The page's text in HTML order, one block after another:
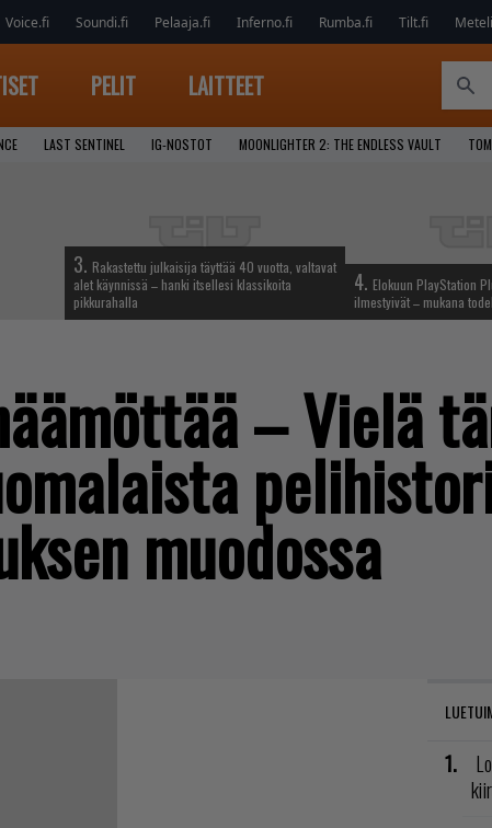
Voice.fi Soundi.fi Pelaaja.fi Inferno.fi Rumba.fi Tilt.fi
PELIT LAITTEET
LAST SENTINEL IG-NOSTOT MOONLIGHTER 2: THE ENDLESS VAULT
3. Rakastettu julkaisija täyttää 40 vuotta, valtavat
alet käynnissä – hanki itsellesi klassikoita
pikkurahalla
4. Elokuun PlayStation
ilmestyivät – mukana
– Vielä
muodossa